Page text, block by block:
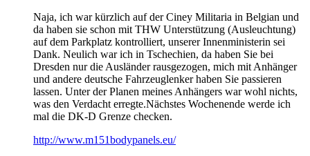
Naja, ich war kürzlich auf der Ciney Militaria in Belgian und
da haben sie schon mit THW Unterstützung (Ausleuchtung)
auf dem Parkplatz kontrolliert, unserer Innenministerin sei
Dank. Neulich war ich in Tschechien, da haben Sie bei
Dresden nur die Ausländer rausgezogen, mich mit Anhänger
und andere deutsche Fahrzeuglenker haben Sie passieren
lassen. Unter der Planen meines Anhängers war wohl nichts,
was den Verdacht erregte.Nächstes Wochenende werde ich
mal die DK-D Grenze checken.
http://www.m151bodypanels.eu/